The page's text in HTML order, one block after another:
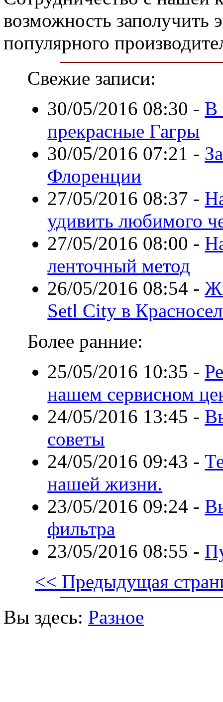
возможность заполучить
популярного
Свежие записи:
30/05/2016 08:30 - В
прекрасные Гагры
30/05/2016 07:21 -
Флоренции
27/05/2016 08:37 -
удивить любимого
27/05/2016 08:00 -
ленточный метод
26/05/2016 08:54 -
Setl City в
Более ранние:
25/05/2016 10:35 -
нашем сервисном
24/05/2016 13:45 -
советы
24/05/2016 09:43 -
нашей жизни.
23/05/2016 09:24 -
фильтра
23/05/2016 08:55 -
<< Предыдущая
Вы здесь: Разное